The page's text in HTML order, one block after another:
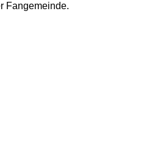
Fangemeinde.